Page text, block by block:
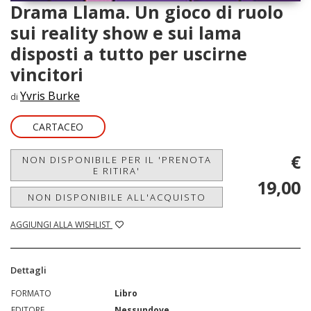
Drama Llama. Un gioco di ruolo
sui reality show e sui lama
disposti a tutto per uscirne
vincitori
di Yvris Burke
CARTACEO
NON DISPONIBILE PER IL 'PRENOTA
E RITIRA'
NON DISPONIBILE ALL'ACQUISTO
AGGIUNGI ALLA WISHLIST
€
19,00
Dettagli
FORMATO
Libro